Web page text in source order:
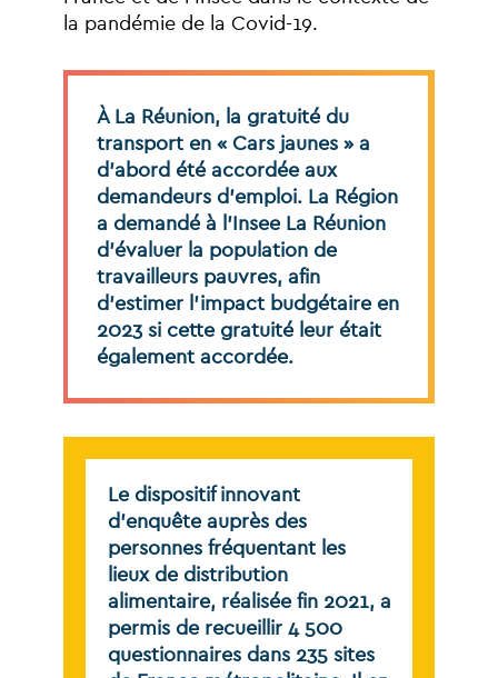
la pandémie de la Covid-19.
À La Réunion, la gratuité du
transport en « Cars jaunes » a
d’abord été accordée aux
demandeurs d’emploi. La Région
a demandé à l’Insee La Réunion
d’évaluer la population de
travailleurs pauvres, afin
d’estimer l’impact budgétaire en
2023 si cette gratuité leur était
également accordée.
Le dispositif innovant
d’enquête auprès des
personnes fréquentant les
lieux de distribution
alimentaire, réalisée fin 2021, a
permis de recueillir 4 500
questionnaires dans 235 sites